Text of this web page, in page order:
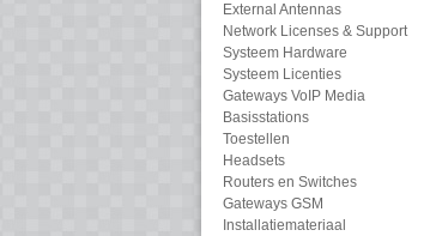
External Antennas
Network Licenses & Support
Systeem Hardware
Systeem Licenties
Gateways VoIP Media
Basisstations
Toestellen
Headsets
Routers en Switches
Gateways GSM
Installatiemateriaal